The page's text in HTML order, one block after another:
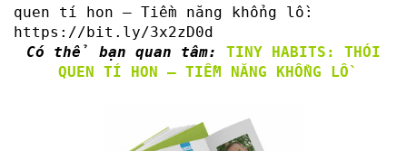
quen tí hon – Tiềm năng khổng lồ:
https://bit.ly/3x2zD0d
Có thể bạn quan tâm:
TINY HABITS: THÓI
QUEN TÍ HON – TIỀM NĂNG KHỔNG LỒ